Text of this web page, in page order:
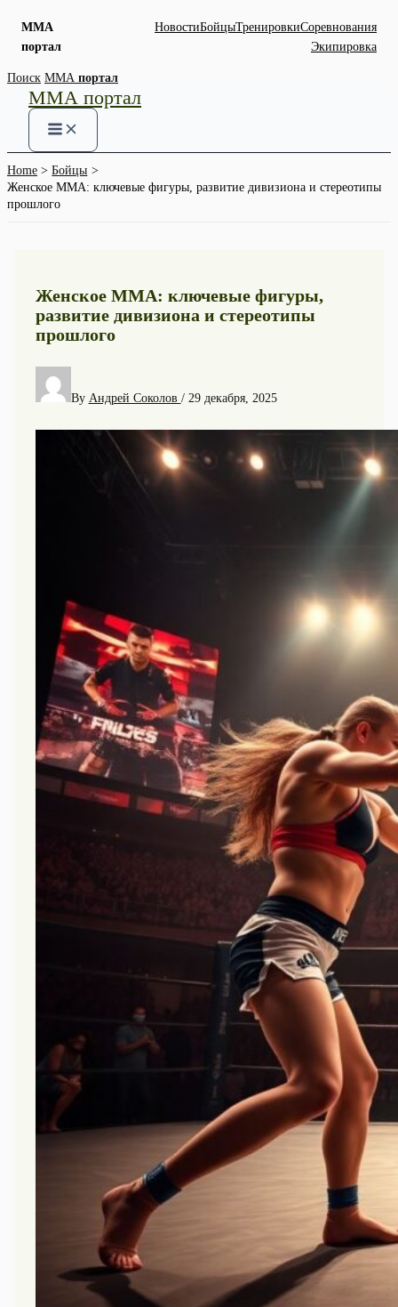
ММА
портал
НовостиБойцыТренировкиСоревнования
Экипировка
Skip
content
Поиск ММА портал
ММА портал
Home
Бойцы
Женское ММА: ключевые фигуры, развитие дивизиона и стереотипы
прошлого
Женское ММА: ключевые фигуры,
развитие дивизиона и стереотипы
прошлого
By Андрей Соколов / 29 декабря, 2025